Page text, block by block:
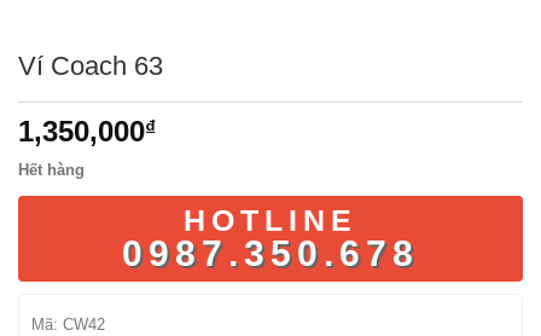
Ví Coach 63
1,350,000₫
Hết hàng
HOTLINE
0987.350.678
Mã: CW42